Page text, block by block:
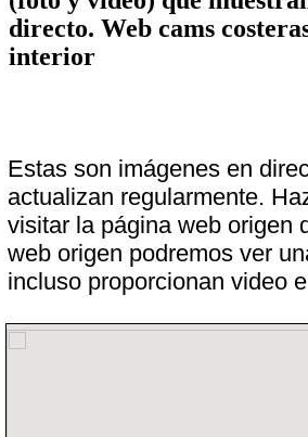
directo. Web cams
interior
Estas son imágenes en
actualizan regularmente.
visitar la página web origen
web origen podremos ver
incluso proporcionan video